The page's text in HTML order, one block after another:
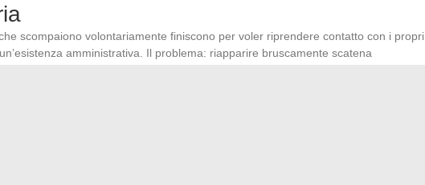
scompaiono volontariamente finiscono per voler riprendere contatto con i propri
amministrativa. Il problema: riapparire bruscamente scatena